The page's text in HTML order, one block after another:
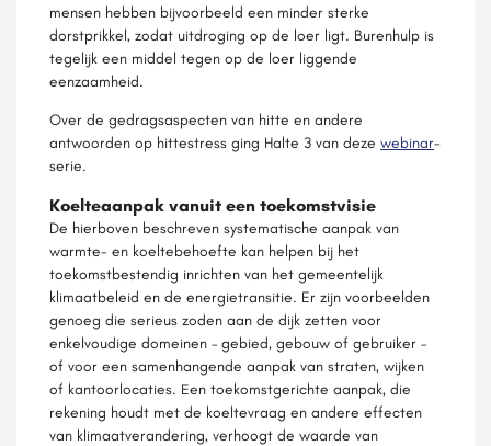
mensen hebben bijvoorbeeld een minder sterke
dorstprikkel, zodat uitdroging op de loer ligt. Burenhulp is
tegelijk een middel tegen op de loer liggende
eenzaamheid.
Over de gedragsaspecten van hitte en andere
antwoorden op hittestress ging Halte 3 van deze webinar-
serie.
Koelteaanpak vanuit een toekomstvisie
De hierboven beschreven systematische aanpak van
warmte- en koeltebehoefte kan helpen bij het
toekomstbestendig inrichten van het gemeentelijk
klimaatbeleid en de energietransitie. Er zijn voorbeelden
genoeg die serieus zoden aan de dijk zetten voor
enkelvoudige domeinen – gebied, gebouw of gebruiker –
of voor een samenhangende aanpak van straten, wijken
of kantoorlocaties. Een toekomstgerichte aanpak, die
rekening houdt met de koeltevraag en andere effecten
van klimaatverandering, verhoogt de waarde van